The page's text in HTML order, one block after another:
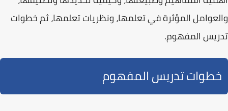
والعوامل المؤثرة في تعلمها، ونظريات تعلمها، ثم خطوات
تدريس المفهوم.
خطوات تدريس المفهوم